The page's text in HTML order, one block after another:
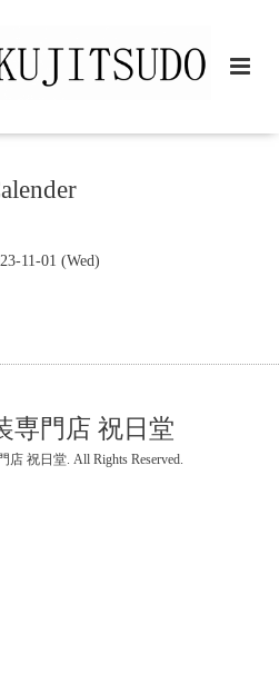
11-01 (Wed)
専門店 祝日堂
店 祝日堂 . All Rights Reserved.